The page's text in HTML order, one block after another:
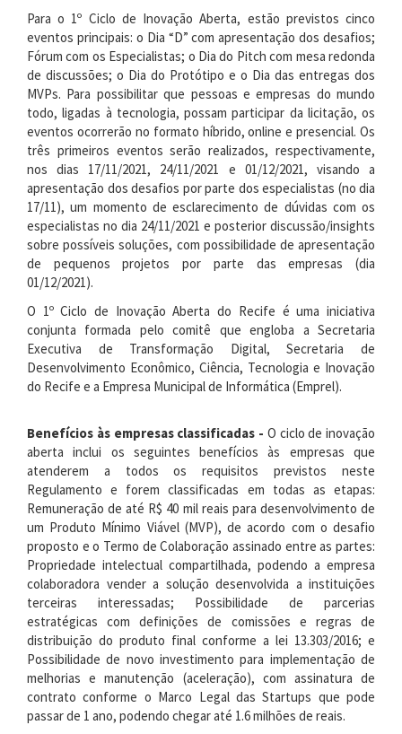
Para o 1º Ciclo de Inovação Aberta, estão previstos cinco
eventos principais: o Dia “D” com apresentação dos desafios;
Fórum com os Especialistas; o Dia do Pitch com mesa redonda
de discussões; o Dia do Protótipo e o Dia das entregas dos
MVPs. Para possibilitar que pessoas e empresas do mundo
todo, ligadas à tecnologia, possam participar da licitação, os
eventos ocorrerão no formato híbrido, online e presencial. Os
três primeiros eventos serão realizados, respectivamente,
nos dias 17/11/2021, 24/11/2021 e 01/12/2021, visando a
apresentação dos desafios por parte dos especialistas (no dia
17/11), um momento de esclarecimento de dúvidas com os
especialistas no dia 24/11/2021 e posterior discussão/insights
sobre possíveis soluções, com possibilidade de apresentação
de pequenos projetos por parte das empresas (dia
01/12/2021).
O 1º Ciclo de Inovação Aberta do Recife é uma iniciativa
conjunta formada pelo comitê que engloba a Secretaria
Executiva de Transformação Digital, Secretaria de
Desenvolvimento Econômico, Ciência, Tecnologia e Inovação
do Recife e a Empresa Municipal de Informática (Emprel).
Benefícios às empresas classificadas - O ciclo de inovação
aberta inclui os seguintes benefícios às empresas que
atenderem a todos os requisitos previstos neste
Regulamento e forem classificadas em todas as etapas:
Remuneração de até R$ 40 mil reais para desenvolvimento de
um Produto Mínimo Viável (MVP), de acordo com o desafio
proposto e o Termo de Colaboração assinado entre as partes:
Propriedade intelectual compartilhada, podendo a empresa
colaboradora vender a solução desenvolvida a instituições
terceiras interessadas; Possibilidade de parcerias
estratégicas com definições de comissões e regras de
distribuição do produto final conforme a lei 13.303/2016; e
Possibilidade de novo investimento para implementação de
melhorias e manutenção (aceleração), com assinatura de
contrato conforme o Marco Legal das Startups que pode
passar de 1 ano, podendo chegar até 1.6 milhões de reais.